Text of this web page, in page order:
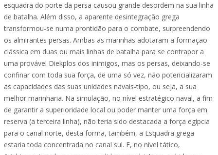
esquadra do porte da persa causou grande desordem na sua linha
de batalha. Além disso, a aparente desintegração grega
transformou-se numa prontidão para o combate, surpreendendo
os almirantes persas. Ambas as marinhas adotaram a formação
clássica em duas ou mais linhas de batalha para se contrapor a
uma provável Diekplos dos inimigos, mas os persas, deixando-se
confinar com toda sua força, de uma só vez, não potencializaram
as capacidades das suas unidades navais-tipo, ou seja, a sua
melhor marinharia. Na simulação, no nível estratégico naval, a fim
de garantir a superioridade local ou poder manter uma força em
reserva (a terceira linha), não teria sido destacada a força egípcia
para o canal norte, desta forma, também, a Esquadra grega
estaria toda concentrada no canal sul. E, no nível tático,